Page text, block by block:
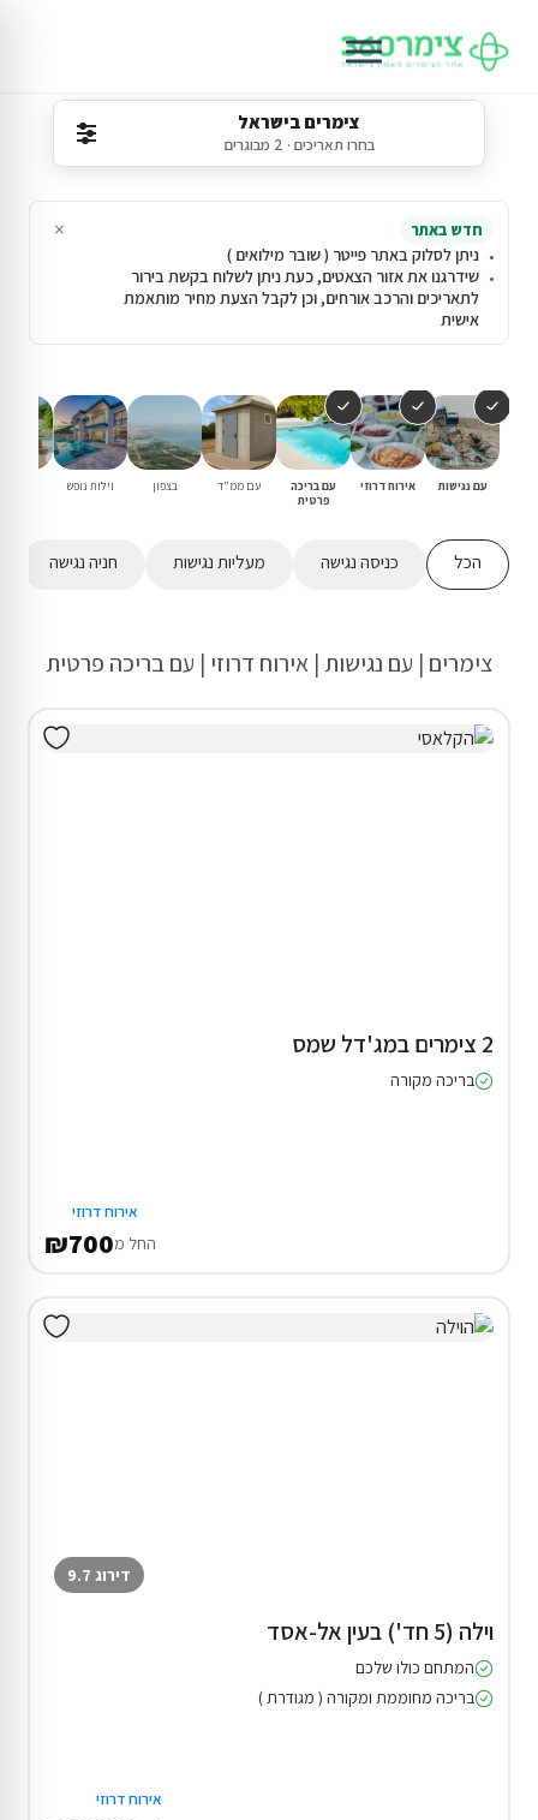
צימרים בישראל
בחרו תאריכים · 2 מבוגרים
חדש באתר
ניתן לסלוק באתר פייטר ( שובר מילואים )
שידרגנו את אזור הצאטים, כעת ניתן לשלוח בקשת בירור
לתאריכים והרכב אורחים, וכן לקבל הצעת מחיר מותאמת
אישית
×
עם נגישות אירוח דרוזי
עם בריכה
פרטית
עם ממ"ד בצפון וילות נופש
הכל כניסה נגישה מעליות נגישות חניה נגישה
צימרים | עם נגישות | אירוח דרוזי | עם בריכה פרטית
2 צימרים במג'דל שמס
בריכה מקורה
אירוח דרוזי
החל מ₪700
דירוג 9.7
וילה (5 חד') בעין אל-אסד
המתחם כולו שלכם
בריכה מחוממת ומקורה ( מגודרת )
אירוח דרוזי